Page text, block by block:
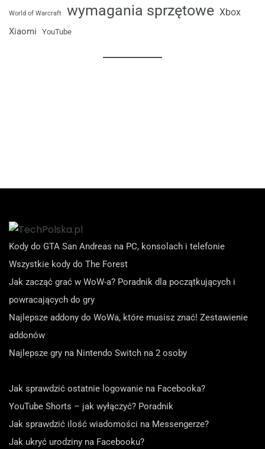
World of Warcraft wymagania sprzętowe Xbox
Xiaomi YouTube
Kody do GTA San Andreas na PC, konsolach i telefonie
Wszystkie kody do The Forest
Jak zacząć grać w WoW-a? Poradnik dla początkujących i
powracających do gry
Najlepsze addony do WoWa, które musisz znać! Zestawienie
addonów
Najlepsze gry na Nintendo Switch na 2 osoby
Jak sprawdzić ostatnie logowanie na Facebooka?
YouTube Shorts – jak wyłączyć? Poradnik
Jak sprawdzić ilość wiadomości na Messengerze?
Jak ukryć urodziny na Facebooku?